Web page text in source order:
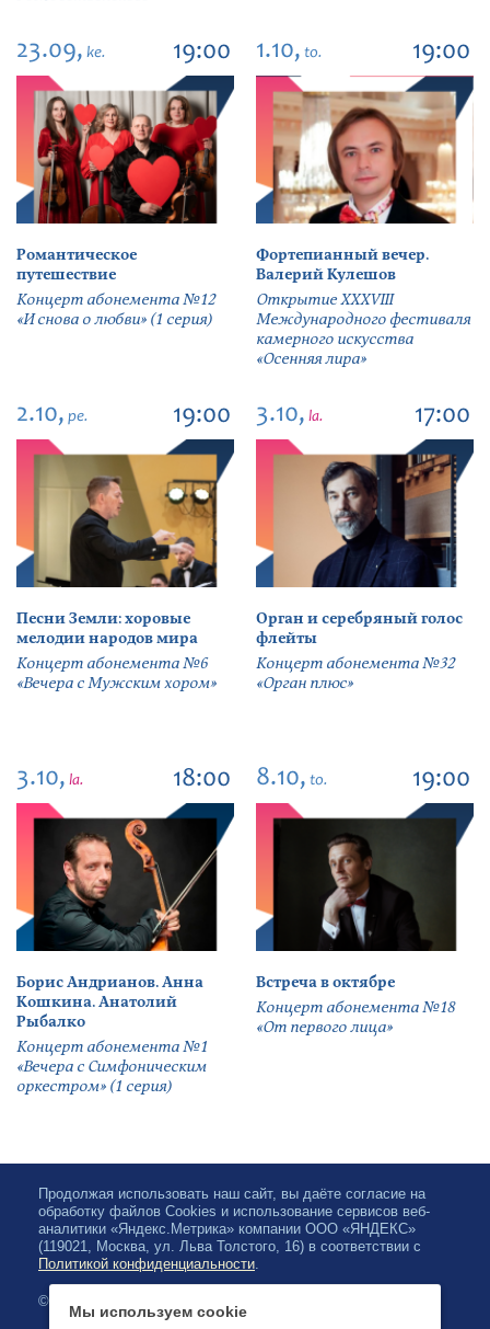
23.09, ke. 19:00
Романтическое
путешествие
Концерт абонемента №12
«И снова о любви» (1 серия)
1.10, to. 19:00
Фортепианный вечер.
Валерий Кулешов
Открытие ХХХVIII
Международного фестиваля
камерного искусства
«Осенняя лира»
2.10, pe. 19:00
Песни Земли: хоровые
мелодии народов мира
Концерт абонемента №6
«Вечера с Мужским хором»
3.10, la. 17:00
Орган и серебряный голос
флейты
Концерт абонемента №32
«Орган плюс»
3.10, la. 18:00
Борис Андрианов. Анна
Кошкина. Анатолий
Рыбалко
Концерт абонемента №1
«Вечера с Симфоническим
оркестром» (1 серия)
8.10, to. 19:00
Встреча в октябре
Концерт абонемента №18
«От первого лица»
Продолжая использовать наш сайт, вы даёте согласие на
обработку файлов Cookies и использование сервисов веб-
аналитики «Яндекс.Метрика» компании ООО «ЯНДЕКС»
(119021, Москва, ул. Льва Толстого, 16) в соответствии с
Политикой конфиденциальности.
© 2026, Karjalan valtionfilharmonia
Мы используем cookie